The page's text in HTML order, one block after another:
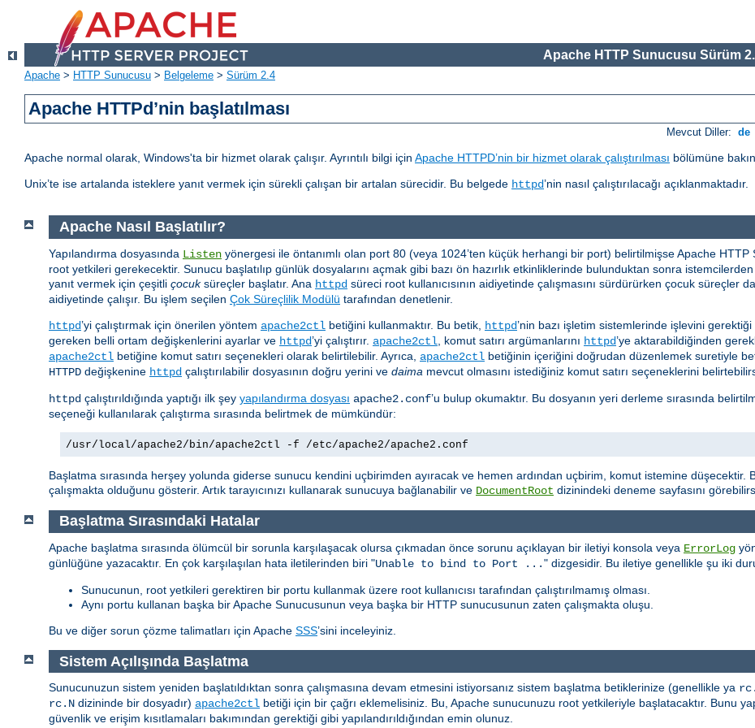
Apache HTTP Sunucusu Sürüm
Apache > HTTP Sunucusu > Belgeleme > Sürüm 2.4
Apache HTTPd’nin başlatılması
Mevcut Diller: de
Apache normal olarak, Windows'ta bir hizmet olarak çalışır. Ayrıntılı bilgi için Apache HTTPD’nin bir hizmet olarak çalıştırılması bölümüne
Unix’te ise artalanda isteklere yanıt vermek için sürekli çalışan bir artalan sürecidir. Bu belgede httpd’nin nasıl çalıştırılacağı açıklanmaktadır.
Apache Nasıl Başlatılır?
Yapılandırma dosyasında Listen yönergesi ile öntanımlı olan port 80 (veya 1024’ten küçük herhangi bir port) belirtilmişse Apache
root yetkileri gerekecektir. Sunucu başlatılıp günlük dosyalarını açmak gibi bazı ön hazırlık etkinliklerinde bulunduktan sonra
yanıt vermek için çeşitli çocuksüreçler başlatır. Ana httpd süreci root kullanıcısının aidiyetinde çalışmasını sürdürürken çocuk süreçler
aidiyetinde çalışır. Bu işlem seçilen Çok Süreçlilik Modülü tarafından denetlenir.
httpd’yi çalıştırmak için önerilen yöntem apache2ctl betiğini kullanmaktır. Bu betik, httpd’nin bazı işletim sistemlerinde işlevini
gereken belli ortam değişkenlerini ayarlar ve httpd’yi çalıştırır. apache2ctl , komut satırı argümanlarını httpd’ye aktarabildiğinden
apache2ctl betiğine komut satırı seçenekleri olarak belirtilebilir. Ayrıca, apache2ctl betiğinin içeriğini doğrudan düzenlemek suretiyle
HTTPD değişkenine httpd çalıştırılabilir dosyasının doğru yerini ve daima mevcut olmasını istediğiniz komut satırı seçeneklerini
httpd çalıştırıldığında yaptığı ilk şey yapılandırma dosyası apache2.conf’u bulup okumaktır. Bu dosyanın yeri derleme sırasında
seçeneği kullanılarak çalıştırma sırasında belirtmek de mümkündür:
/usr/local/apache2/bin/apache2ctl -f /etc/apache2/apache2.conf
Başlatma sırasında herşey yolunda giderse sunucu kendini uçbirimden ayıracak ve hemen ardından uçbirim, komut istemine düşecektir.
çalışmakta olduğunu gösterir. Artık tarayıcınızı kullanarak sunucuya bağlanabilir ve DocumentRoot dizinindeki deneme sayfasını
Başlatma Sırasındaki Hatalar
Apache başlatma sırasında ölümcül bir sorunla karşılaşacak olursa çıkmadan önce sorunu açıklayan bir iletiyi konsola veya ErrorLog
günlüğüne yazacaktır. En çok karşılaşılan hata iletilerinden biri "Unable to bind to Port ..." dizgesidir. Bu iletiye genellikle şu iki
Sunucunun, root yetkileri gerektiren bir portu kullanmak üzere root kullanıcısı tarafından çalıştırılmamış olması.
Aynı portu kullanan başka bir Apache Sunucusunun veya başka bir HTTP sunucusunun zaten çalışmakta oluşu.
Bu ve diğer sorun çözme talimatları için Apache SSS’sini inceleyiniz.
Sistem Açılışında Başlatma
Sunucunuzun sistem yeniden başlatıldıktan sonra çalışmasına devam etmesini istiyorsanız sistem başlatma betiklerinize (genellikle ya
rc.N dizininde bir dosyadır) apache2ctl betiği için bir çağrı eklemelisiniz. Bu, Apache sunucunuzu root yetkileriyle başlatacaktır. Bunu
güvenlik ve erişim kısıtlamaları bakımından gerektiği gibi yapılandırıldığından emin olunuz.